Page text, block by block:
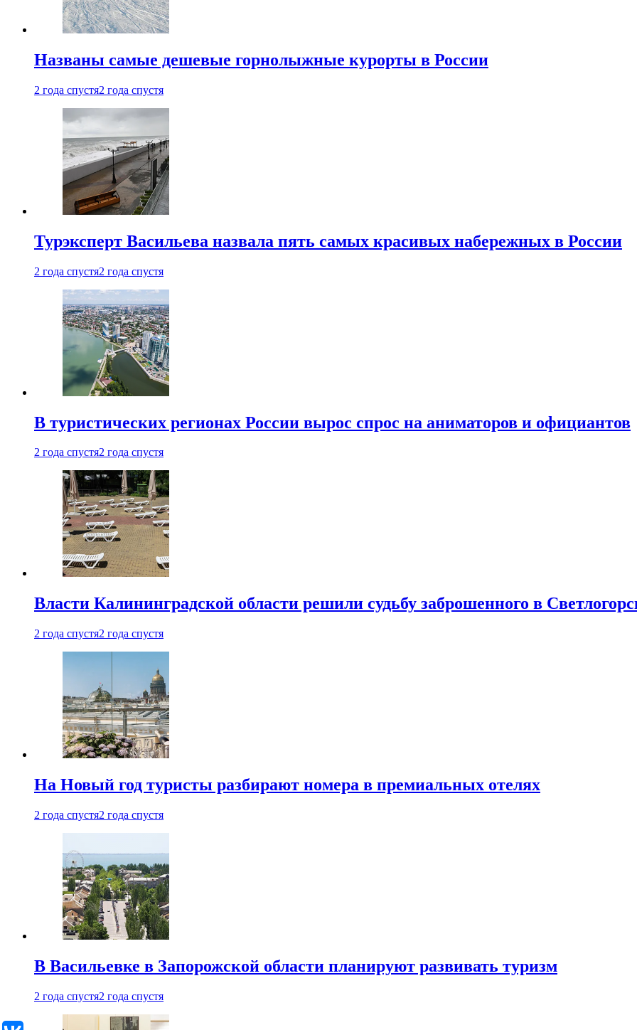
Названы самые дешевые горнолыжные курорты в России
2 года спустя2 года спустя
Турэксперт Васильева назвала пять самых красивых набережных в России
2 года спустя2 года спустя
В туристических регионах России вырос спрос на аниматоров и официантов
2 года спустя2 года спустя
Власти Калининградской области решили судьбу заброшенного в
2 года спустя2 года спустя
На Новый год туристы разбирают номера в премиальных отелях
2 года спустя2 года спустя
В Васильевке в Запорожской области планируют развивать туризм
2 года спустя2 года спустя